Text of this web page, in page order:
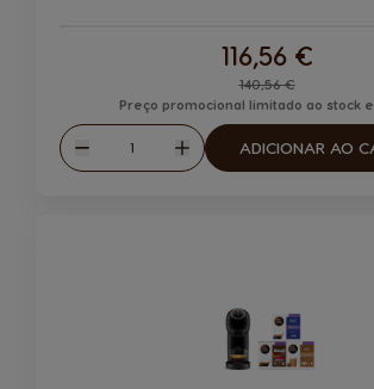
Regular Price
140,56 €
116,56 €
Preço promocional limitado ao stock
Reduzir
Quantidade
Aumentar
ADICIONAR AO